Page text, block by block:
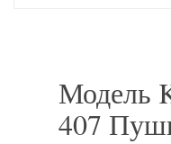
Модель
407